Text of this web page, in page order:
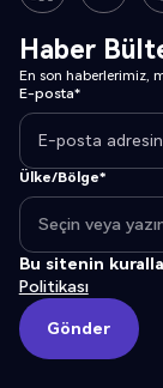
Haber
En son haberlerimiz,
E-posta*
Ülke/Bölge*
Bu sitenin
Politikası
Gönder
Gönder